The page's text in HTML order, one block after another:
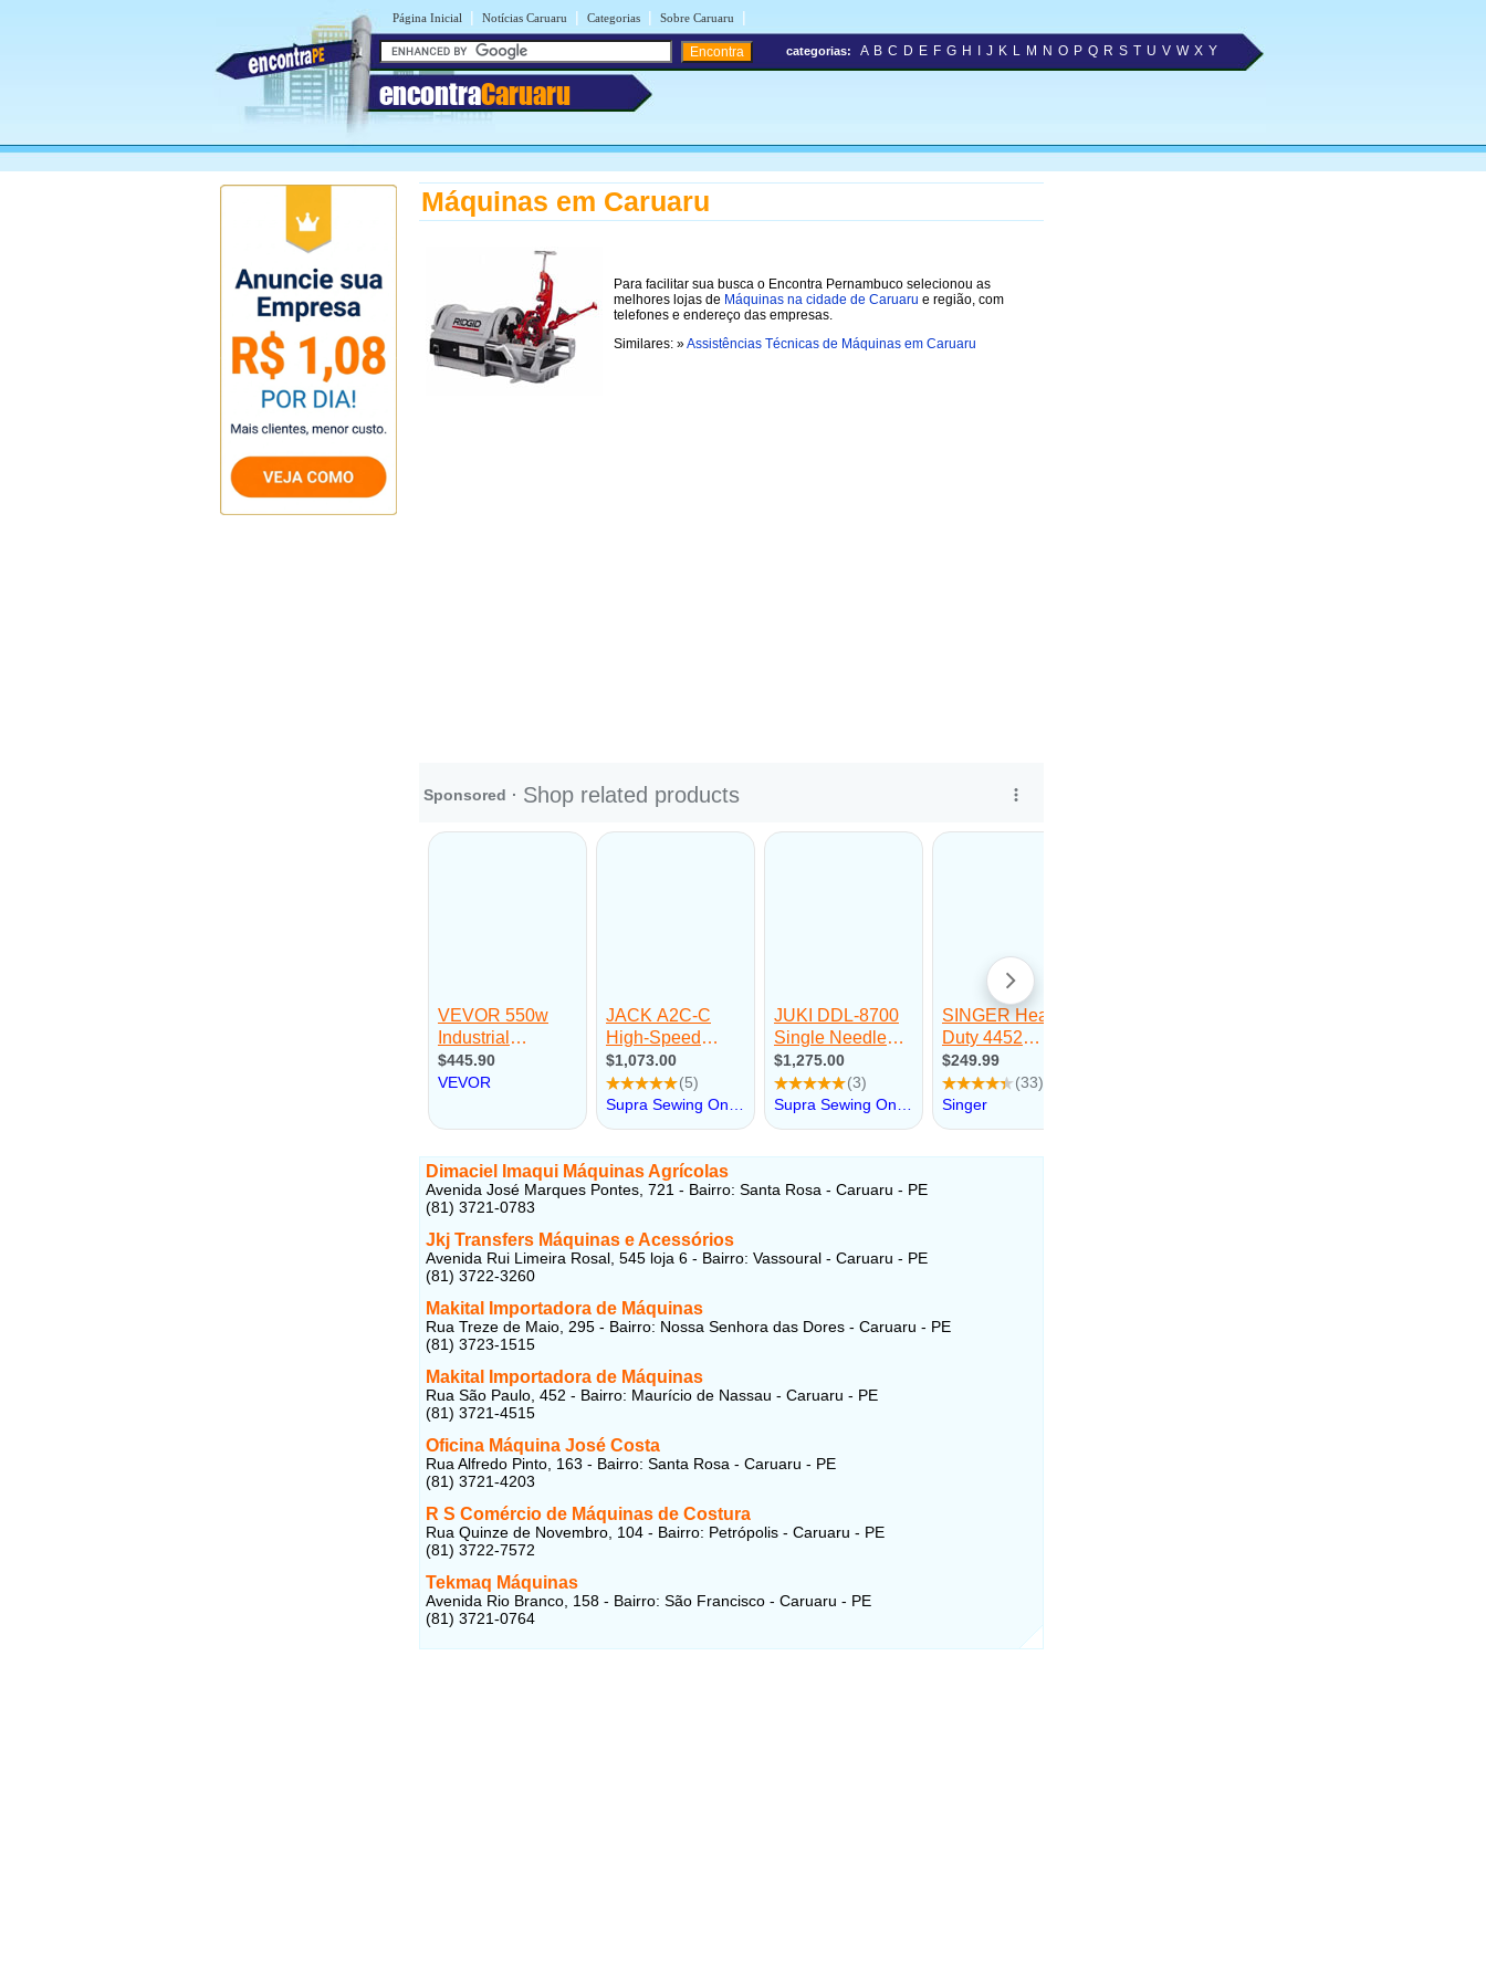
Página Inicial | Notícias Caruaru | Categorias | Sobre Caruaru |
encontraCaruaru
categorias: A B C D E F G H J K L M N O P Q R S T U V W X Y
Máquinas em Caruaru
Para facilitar sua busca o Encontra Pernambuco selecionou as
melhores lojas de Máquinas na cidade de Caruaru e região, com
telefones e endereço das empresas.
Similares: »Assistências Técnicas de Máquinas em Caruaru
Dimaciel Imaqui Máquinas Agrícolas
Avenida José Marques Pontes, 721 - Bairro: Santa Rosa - Caruaru - PE
(81) 3721-0783
Jkj Transfers Máquinas e Acessórios
Avenida Rui Limeira Rosal, 545 loja 6 - Bairro: Vassoural - Caruaru - PE
(81) 3722-3260
Makital Importadora de Máquinas
Rua Treze de Maio, 295 - Bairro: Nossa Senhora das Dores - Caruaru - PE
(81) 3723-1515
Makital Importadora de Máquinas
Rua São Paulo, 452 - Bairro: Maurício de Nassau - Caruaru - PE
(81) 3721-4515
Oficina Máquina José Costa
Rua Alfredo Pinto, 163 - Bairro: Santa Rosa - Caruaru - PE
(81) 3721-4203
R S Comércio de Máquinas de Costura
Rua Quinze de Novembro, 104 - Bairro: Petrópolis - Caruaru - PE
(81) 3722-7572
Tekmaq Máquinas
Avenida Rio Branco, 158 - Bairro: São Francisco - Caruaru - PE
(81) 3721-0764